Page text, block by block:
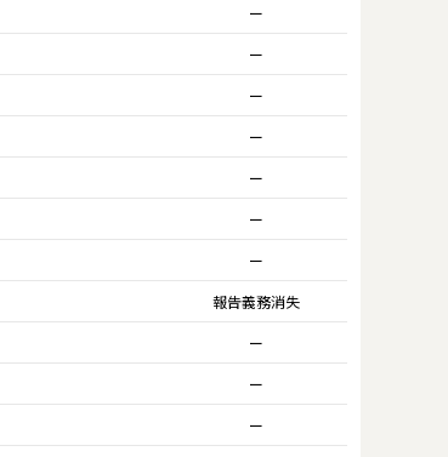
ー
ー
ー
ー
ー
ー
ー
報告義務消失
ー
ー
ー